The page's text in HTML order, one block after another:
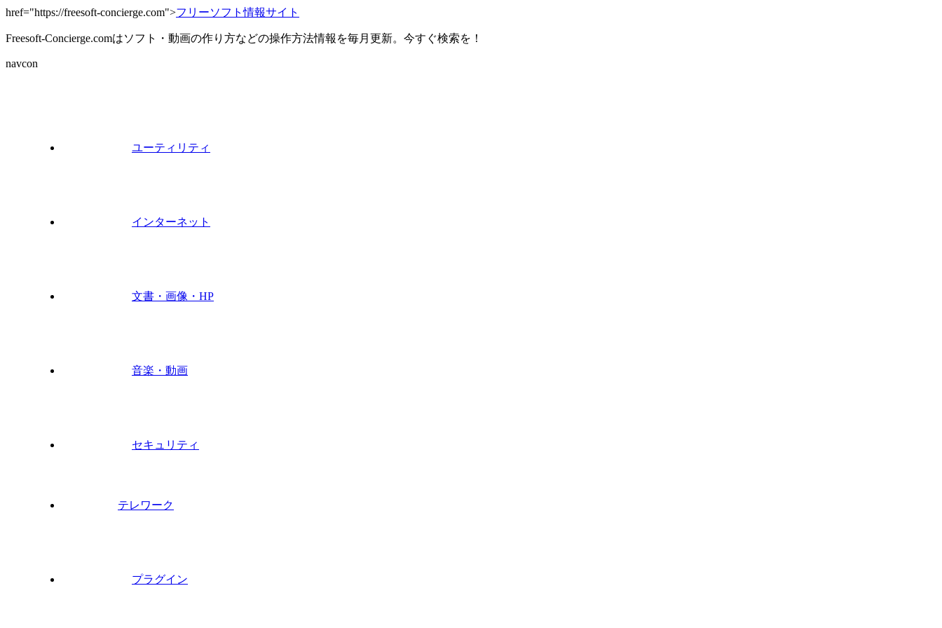
href="https://freesoft-concierge.com">フリーソフト情報サイト
Freesoft-Concierge.comはソフト・動画の作り方などの操作方法情報を毎月更新。今すぐ検索を！
navcon
ユーティリティ
インターネット
文書・画像・HP
音楽・動画
セキュリティ
テレワーク
プラグイン